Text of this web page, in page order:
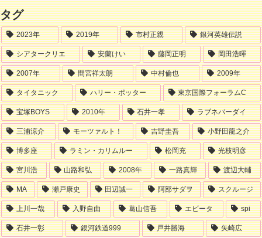
タグ
2023年 2019年 市村正親 銀河英雄伝説
シアタークリエ 安蘭けい 藤岡正明 岡田浩暉
2007年 間宮祥太朗 中村倫也 2009年
タイタニック ハリー・ポッター 東京国際フォーラムC
宝塚BOYS 2010年 石井一孝 ラブネバーダイ
三浦涼介 モーツァルト！ 吉野圭吾 小野田龍之介
博多座 ラミン・カリムルー 松岡充 光枝明彦
宮川浩 山路和弘 2008年 一路真輝 渡辺大輔
MA 瀬戸康史 田辺誠一 阿部サダヲ スクルージ
上川一哉 入野自由 葛山信吾 エビータ spi
石井一彰 銀河鉄道999 戸井勝海 矢崎広